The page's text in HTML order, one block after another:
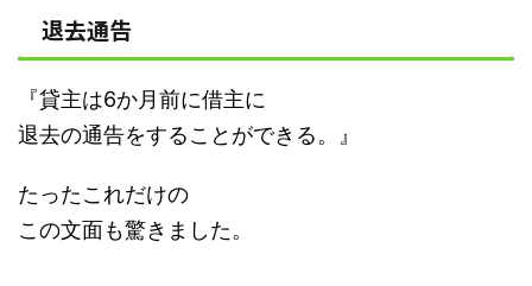
退去通告
『貸主は6か月前に借主に
退去の通告をすることができる。』
たったこれだけの
この文面も驚きました。